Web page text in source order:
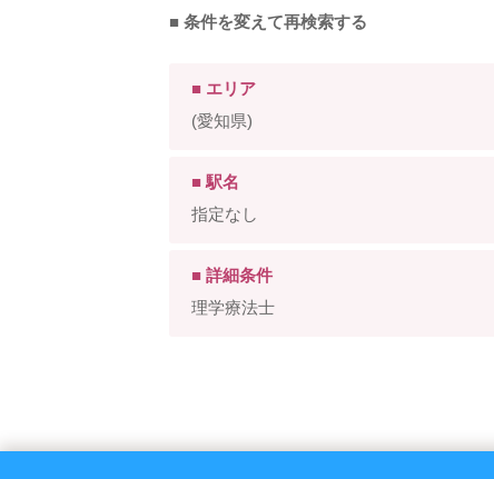
■ 条件を変えて再検索する
■ エリア
(愛知県)
■ 駅名
指定なし
■ 詳細条件
理学療法士